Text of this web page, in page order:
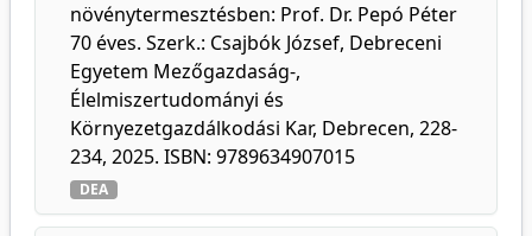
növénytermesztésben: Prof. Dr. Pepó Péter
70 éves. Szerk.: Csajbók József, Debreceni
Egyetem Mezőgazdaság-,
Élelmiszertudományi és
Környezetgazdálkodási Kar, Debrecen, 228-
234, 2025. ISBN: 9789634907015
DEA